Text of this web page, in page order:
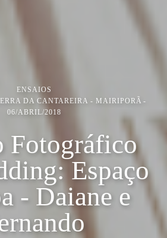
ENSAIOS
DA CANTAREIRA - MAIRIPORÃ
06/ABRIL/2018
Fotográfico
Espaço
- Daiane e